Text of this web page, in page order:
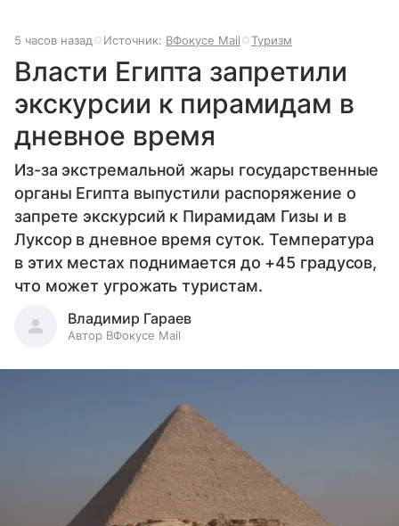
5 часов назад Источник: ВФокусе Mail Туризм
Власти Египта запретили
экскурсии к пирамидам в
дневное время
Из-за экстремальной жары государственные
органы Египта выпустили распоряжение о
запрете экскурсий к Пирамидам Гизы и в
Луксор в дневное время суток. Температура
в этих местах поднимается до +45 градусов,
что может угрожать туристам.
Владимир Гараев
Автор ВФокусе Mail